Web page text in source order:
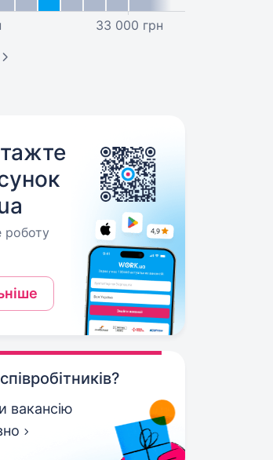
33 000 грн
роботу
вакансію